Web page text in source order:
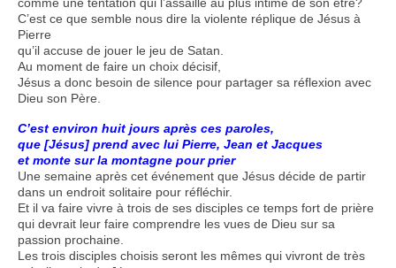
C’est ce que semble nous dire la violente réplique de Jésus à
Pierre
qu’il accuse de jouer le jeu de Satan.
Au moment de faire un choix décisif,
Jésus a donc besoin de silence pour partager sa réflexion avec
Dieu son Père.
C’est environ huit jours après ces paroles,
que [Jésus] prend avec lui Pierre, Jean et Jacques
et monte sur la montagne pour prier
Une semaine après cet événement que Jésus décide de partir
dans un endroit solitaire pour réfléchir.
Et il va faire vivre à trois de ses disciples ce temps fort de prière
qui devrait leur faire comprendre les vues de Dieu sur sa
passion prochaine.
Les trois disciples choisis seront les mêmes qui vivront de très